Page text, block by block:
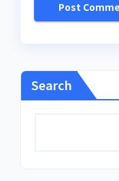
Search